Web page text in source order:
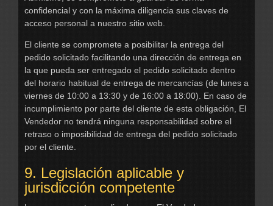
confidencial y con la máxima diligencia sus claves de
acceso personal a nuestro sitio web.
El cliente se compromete a posibilitar la entrega del
pedido solicitado facilitando una dirección de entrega en
la que pueda ser entregado el pedido solicitado dentro
del horario habitual de entrega de mercancías (de lunes a
viernes de 10:00 a 13:30 y de 16:00 a 18:00). En caso de
incumplimiento por parte del cliente de esta obligación, El
Vendedor no tendrá ninguna responsabilidad sobre el
retraso o imposibilidad de entrega del pedido solicitado
por el cliente.
9. Legislación aplicable y
jurisdicción competente